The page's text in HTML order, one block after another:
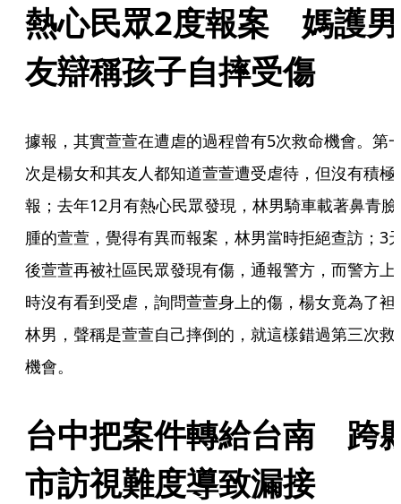
熱心民眾2度報案　媽護男
友辯稱孩子自摔受傷
據報，其實萱萱在遭虐的過程曾有5次救命機會。第
次是楊女和其友人都知道萱萱遭受虐待，但沒有積極
報；去年12月有熱心民眾發現，林男騎車載著鼻青臉
腫的萱萱，覺得有異而報案，林男當時拒絕查訪；3
後萱萱再被社區民眾發現有傷，通報警方，而警方上
時沒有看到受虐，詢問萱萱身上的傷，楊女竟為了袒
林男，聲稱是萱萱自己摔倒的，就這樣錯過第三次救
機會。
台中把案件轉給台南　跨
市訪視難度導致漏接